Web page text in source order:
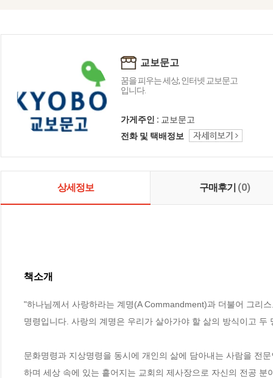
교보문고
꿈을 피우는 세상, 인터넷 교보문고
입니다.
가게주인 : 교보문고
전화 및 택배정보
상세정보 구매후기 (0)
책소개
"하나님께서 사랑하라는 계명(A Commandment)과 더불어 그리
명령입니다. 사랑의 계명은 우리가 살아가야 할 삶의 방식이고
문화명령과 지상명령을 동시에 개인의 삶에 담아내는 사람을 전
하며 세상 속에 있는 흩어지는 교회의 제사장으로 자신의 전공